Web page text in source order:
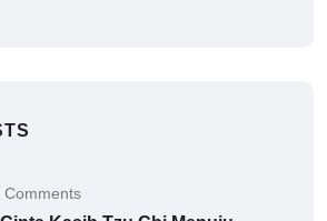
Comments